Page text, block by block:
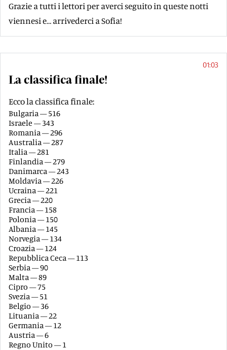
Grazie a tutti i lettori per averci seguito in queste notti
viennesi e… arrivederci a Sofia!
01:03
La classifica finale!
Ecco la classifica finale:
Bulgaria — 516
Israele — 343
Romania — 296
Australia — 287
Italia — 281
Finlandia — 279
Danimarca — 243
Moldavia — 226
Ucraina — 221
Grecia — 220
Francia — 158
Polonia — 150
Albania — 145
Norvegia — 134
Croazia — 124
Repubblica Ceca — 113
Serbia — 90
Malta — 89
Cipro — 75
Svezia — 51
Belgio — 36
Lituania — 22
Germania — 12
Austria — 6
Regno Unito — 1